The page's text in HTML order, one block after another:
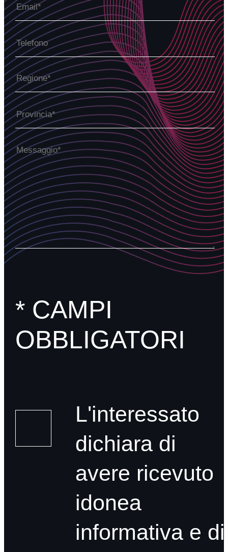
PROGETTO
SERVIZI
ABILITATORI
ACCESS DESK
Partners
News e eventi
* CAMPI
OBBLIGATORI
L'interessato
dichiara di
avere ricevuto
idonea
informativa e di